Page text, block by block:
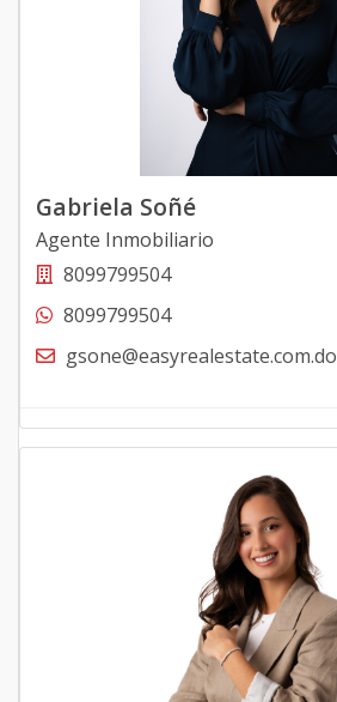
Gabriela Soñé
Agente Inmobiliario
8099799504
8099799504
gsone@easyrealestate.com.do